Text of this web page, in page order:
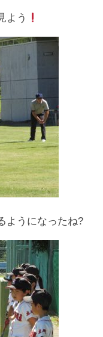
よう
ようになったね?